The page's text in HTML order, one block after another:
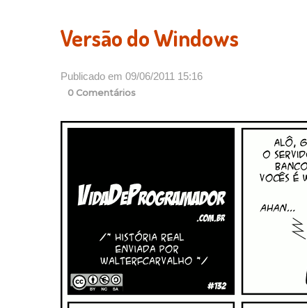
Versão do Windows
Publicado em 09/06/2011 15:16
0 Comentários